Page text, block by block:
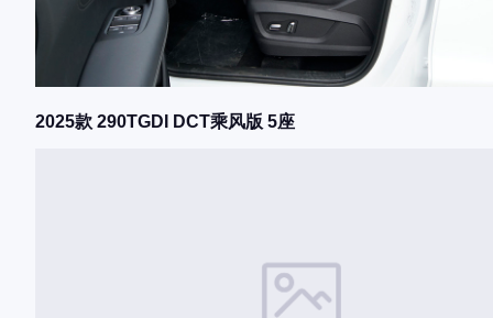
2025款 290TGDI DCT乘风版 5座